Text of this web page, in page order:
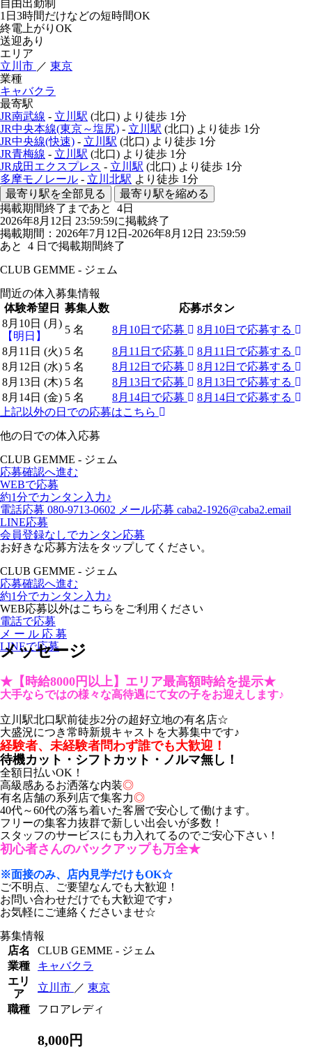
自由出勤制
1日3時間だけなどの短時間OK
終電上がりOK
送迎あり
エリア
立川市 ／ 東京
業種
キャバクラ
最寄駅
JR南武線 - 立川駅 (北口) より徒歩 1分
JR中央本線(東京～塩尻) - 立川駅 (北口) より徒歩 1分
JR中央線(快速) - 立川駅 (北口) より徒歩 1分
JR青梅線 - 立川駅 (北口) より徒歩 1分
JR成田エクスプレス - 立川駅 (北口) より徒歩 1分
多摩モノレール - 立川北駅 より徒歩 1分
最寄り駅を全部見る
最寄り駅を縮める
掲載期間終了まであと 4日
2026年8月12日 23:59:59に掲載終了
掲載期間：2026年7月12日-2026年8月12日 23:59:59
あと 4 日で掲載期間終了
CLUB GEMME - ジェム
間近の体入募集情報
体験希望日
募集人数
応募ボタン
8月10日 (月)
【明日】
5 名 8月10日で応募
8月10日で応募する
8月11日 (火) 5 名 8月11日で応募
8月11日で応募する
8月12日 (水) 5 名 8月12日で応募
8月12日で応募する
8月13日 (木) 5 名 8月13日で応募
8月13日で応募する
8月14日 (金) 5 名 8月14日で応募
8月14日で応募する
上記以外の日での応募はこちら
他の日での体入応募
CLUB GEMME - ジェム
応募確認へ進む
WEBで応募
約1分でカンタン入力♪
電話応募 080-9713-0602 メール応募 caba2-1926@caba2.email
LINE応募
会員登録なしでカンタン応募
お好きな応募方法をタップしてください。
CLUB GEMME - ジェム
応募確認へ進む
約1分でカンタン入力♪
WEB応募以外はこちらをご利用ください
電話で応募
メ ー ル 応 募
LINEで応募
メッセージ
★【時給8000円以上】エリア最高額時給を提示★
大手ならではの様々な高待遇にて女の子をお迎えします♪
立川駅北口駅前徒歩2分の超好立地の有名店☆
大盛況につき常時新規キャストを大募集中です♪
経験者、未経験者問わず誰でも大歓迎！
待機カット・シフトカット・ノルマ無し！
全額日払いOK！
高級感あるお洒落な内装◎
有名店舗の系列店で集客力◎
40代～60代の落ち着いた客層で安心して働けます。
フリーの集客力抜群で新しい出会いが多数！
スタッフのサービスにも力入れてるのでご安心下さい！
初心者さんのバックアップも万全★
※面接のみ、店内見学だけもOK☆
ご不明点、ご要望なんでも大歓迎！
お問い合わせだけでも大歓迎です♪
お気軽にご連絡くださいませ☆
募集情報
店名
CLUB GEMME - ジェム
業種
キャバクラ
エリ
ア
立川市 ／ 東京
職種
フロアレディ
8,000円